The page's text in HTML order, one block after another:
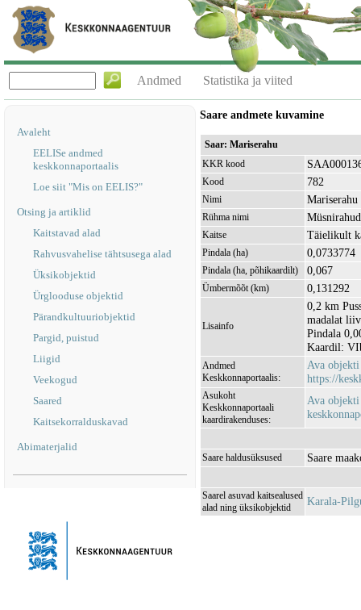
Andmed Statistika ja viited
Avaleht
EELISe andmed
keskkonnaportaalis
Loe siit "Mis on EELIS?"
Otsing ja artiklid
Kaitstavad alad
Rahvusvahelise tähtsusega alad
Üksikobjektid
Ürglooduse objektid
Pärandkultuuriobjektid
Pargid, puistud
Liigid
Veekogud
Saared
Kaitsekorralduskavad
Abimaterjalid
Saare andmete kuvamine
Saar: Mariserahu
KKR kood
Kood 782
Nimi Mariserahu
Rühma nimi Müsnirahud
Kaitse Täielikult
Pindala (ha) 0,0733774
Pindala (ha, põhikaardilt) 0,067
Ümbermõõt (km) 0,131292
Lisainfo
0,2 km
madalat
Pindala
Kaardil:
Andmed
Keskkonnaportaalis:
Ava objekti
https://
Asukoht
Keskkonnaportaali
kaardirakenduses:
Ava objekti
Saare haldusüksused Saare
Saarel asuvad kaitsealused
alad ning üksikobjektid
Karala-